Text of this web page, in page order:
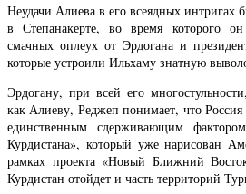
Неудачи Алиева в его всеядных интригах
в Степанакерте, во время которого
смачных оплеух от Эрдогана и
которые устроили Ильхаму знатную
Эрдогану, при всей его
как Алиеву, Реджеп понимает, что
единственным сдерживающим
Курдистана», который уже нарисован
рамках проекта «Новый Ближний
Курдистан отойдет и часть территорий